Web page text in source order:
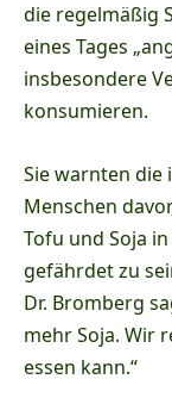
die regelmäßig
eines Tages
insbesondere
konsumieren.
Sie warnten die
Menschen
Tofu und Soja
gefährdet zu
Dr. Bromberg
mehr Soja. Wir
essen kann.“